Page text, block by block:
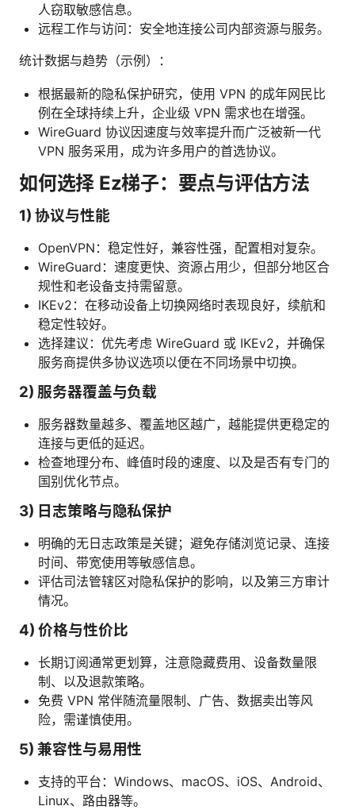
人窃取敏感信息。
远程工作与访问：安全地连接公司内部资源与服务。
统计数据与趋势（示例）：
根据最新的隐私保护研究，使用 VPN 的成年网民比
例在全球持续上升，企业级 VPN 需求也在增强。
WireGuard 协议因速度与效率提升而广泛被新一代
VPN 服务采用，成为许多用户的首选协议。
如何选择 Ez梯子：要点与评估方法
1) 协议与性能
OpenVPN：稳定性好，兼容性强，配置相对复杂。
WireGuard：速度更快、资源占用少，但部分地区合
规性和老设备支持需留意。
IKEv2：在移动设备上切换网络时表现良好，续航和
稳定性较好。
选择建议：优先考虑 WireGuard 或 IKEv2，并确保
服务商提供多协议选项以便在不同场景中切换。
2) 服务器覆盖与负载
服务器数量越多、覆盖地区越广，越能提供更稳定的
连接与更低的延迟。
检查地理分布、峰值时段的速度、以及是否有专门的
国别优化节点。
3) 日志策略与隐私保护
明确的无日志政策是关键；避免存储浏览记录、连接
时间、带宽使用等敏感信息。
评估司法管辖区对隐私保护的影响，以及第三方审计
情况。
4) 价格与性价比
长期订阅通常更划算，注意隐藏费用、设备数量限
制、以及退款策略。
免费 VPN 常伴随流量限制、广告、数据卖出等风
险，需谨慎使用。
5) 兼容性与易用性
支持的平台：Windows、macOS、iOS、Android、
Linux、路由器等。